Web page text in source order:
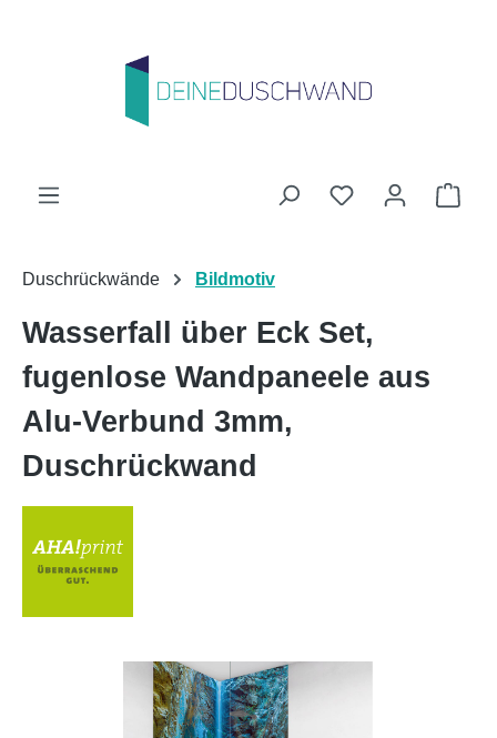
Du hast 0
Duschrückwände Bildmotiv
Wasserfall über Eck Set,
fugenlose Wandpaneele aus
Alu-Verbund 3mm,
Duschrückwand